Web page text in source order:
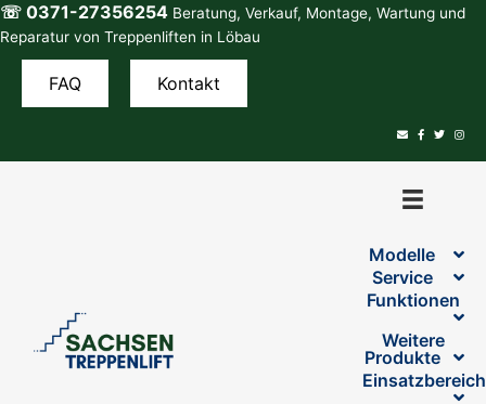
Zum
Inhalt
springen
☏ 0371-27356254 Beratung, Verkauf, Montage, Wartung und
Reparatur von Treppenliften in Löbau
FAQ Kontakt
Modelle
Service
Funktionen
Weitere
Produkte